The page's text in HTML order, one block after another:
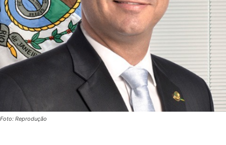
Foto: Reprodução